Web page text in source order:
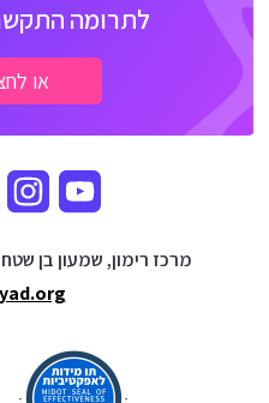
לתרומה
או
מרכז רימון, שמעון בן שטח 10, קומה 2, אלעד,